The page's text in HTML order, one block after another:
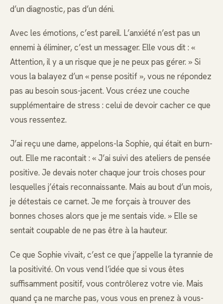
d’un diagnostic, pas d’un déni.
Avec les émotions, c’est pareil. L’anxiété n’est pas un
ennemi à éliminer, c’est un messager. Elle vous dit : «
Attention, il y a un risque que je ne peux pas gérer. » Si
vous la balayez d’un « pense positif », vous ne répondez
pas au besoin sous-jacent. Vous créez une couche
supplémentaire de stress : celui de devoir cacher ce que
vous ressentez.
J’ai reçu une dame, appelons-la Sophie, qui était en burn-
out. Elle me racontait : « J’ai suivi des ateliers de pensée
positive. Je devais noter chaque jour trois choses pour
lesquelles j’étais reconnaissante. Mais au bout d’un mois,
je détestais ce carnet. Je me forçais à trouver des
bonnes choses alors que je me sentais vide. » Elle se
sentait coupable de ne pas être à la hauteur.
Ce que Sophie vivait, c’est ce que j’appelle la tyrannie de
la positivité. On vous vend l’idée que si vous êtes
suffisamment positif, vous contrôlerez votre vie. Mais
quand ça ne marche pas, vous vous en prenez à vous-